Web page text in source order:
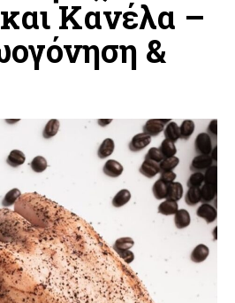
Κανέλα –
&